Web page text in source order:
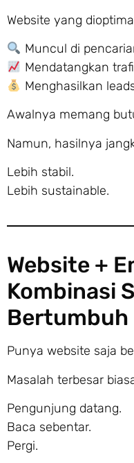
Website yang
Muncul di
Mendatangkan
Menghasilkan
Awalnya memang
Namun, hasilnya
Lebih stabil.
Lebih sustainable.
Website +
Kombinasi
Bertumbuh
Punya website saja
Masalah terbesar
Pengunjung datang.
Baca sebentar.
Pergi.